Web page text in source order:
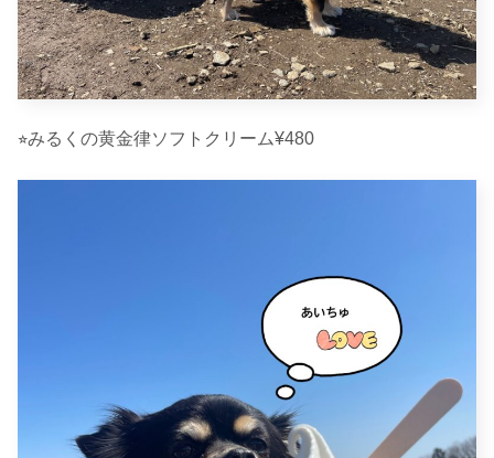
⭐︎みるくの黄金律ソフトクリーム¥480